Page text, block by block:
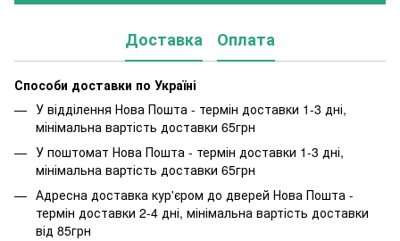
Доставка Оплата
Способи доставки по Україні
У відділення Нова Пошта - термін доставки 1-3 дні,
мінімальна вартість доставки 65грн
У поштомат Нова Пошта - термін доставки 1-3 дні,
мінімальна вартість доставки 65грн
Адресна доставка кур'єром до дверей Нова Пошта -
термін доставки 2-4 дні, мінімальна вартість доставки
від 85грн